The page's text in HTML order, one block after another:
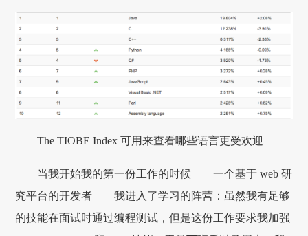
The TIOBE Index 可用来查看哪些语言更受欢迎
当我开始我的第一份工作的时候——一个基于 web 研
究平台的开发者——我进入了学习的阵营：虽然我有足够
的技能在面试时通过编程测试，但是这份工作要求我加强